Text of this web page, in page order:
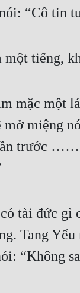
“Cô tin
một tiếng,
mặc một
miệng
trước ……
tài đức gì
Tang Yểu
“Không